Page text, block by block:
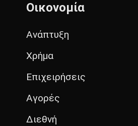
Οικονομία
Ανάπτυξη
Χρήμα
Επιχειρήσεις
Αγορές
Διεθνή